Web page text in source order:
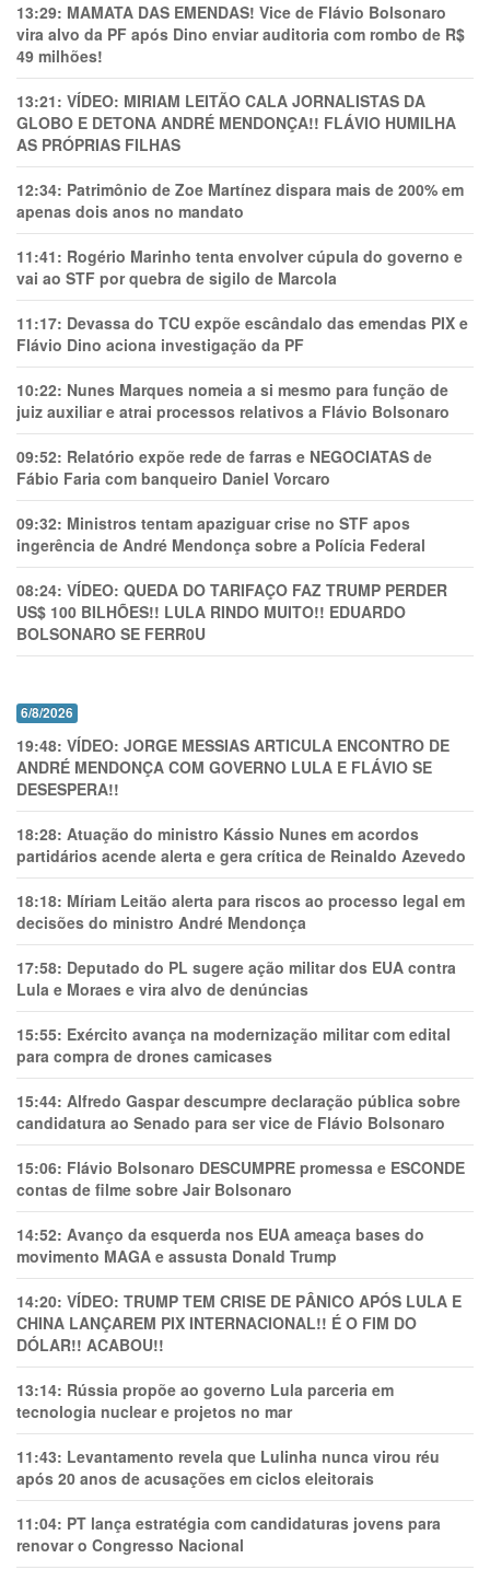
13:29: MAMATA DAS EMENDAS! Vice de Flávio Bolsonaro
vira alvo da PF após Dino enviar auditoria com rombo de R$
49 milhões!
13:21: VÍDEO: MIRIAM LEITÃO CALA JORNALISTAS DA
GLOBO E DETONA ANDRÉ MENDONÇA!! FLÁVIO HUMILHA
AS PRÓPRIAS FILHAS
12:34: Patrimônio de Zoe Martínez dispara mais de 200% em
apenas dois anos no mandato
11:41: Rogério Marinho tenta envolver cúpula do governo e
vai ao STF por quebra de sigilo de Marcola
11:17: Devassa do TCU expõe escândalo das emendas PIX e
Flávio Dino aciona investigação da PF
10:22: Nunes Marques nomeia a si mesmo para função de
juiz auxiliar e atrai processos relativos a Flávio Bolsonaro
09:52: Relatório expõe rede de farras e NEGOCIATAS de
Fábio Faria com banqueiro Daniel Vorcaro
09:32: Ministros tentam apaziguar crise no STF apos
ingerência de André Mendonça sobre a Polícia Federal
08:24: VÍDEO: QUEDA DO TARIFAÇO FAZ TRUMP PERDER
US$ 100 BILHÕES!! LULA RINDO MUITO!! EDUARDO
BOLSONARO SE FERR0U
6/8/2026
19:48: VÍDEO: JORGE MESSIAS ARTICULA ENCONTRO DE
ANDRÉ MENDONÇA COM GOVERNO LULA E FLÁVIO SE
DESESPERA!!
18:28: Atuação do ministro Kássio Nunes em acordos
partidários acende alerta e gera crítica de Reinaldo Azevedo
18:18: Míriam Leitão alerta para riscos ao processo legal em
decisões do ministro André Mendonça
17:58: Deputado do PL sugere ação militar dos EUA contra
Lula e Moraes e vira alvo de denúncias
15:55: Exército avança na modernização militar com edital
para compra de drones camicases
15:44: Alfredo Gaspar descumpre declaração pública sobre
candidatura ao Senado para ser vice de Flávio Bolsonaro
15:06: Flávio Bolsonaro DESCUMPRE promessa e ESCONDE
contas de filme sobre Jair Bolsonaro
14:52: Avanço da esquerda nos EUA ameaça bases do
movimento MAGA e assusta Donald Trump
14:20: VÍDEO: TRUMP TEM CRlSE DE PÂNlCO APÓS LULA E
CHINA LANÇAREM PIX INTERNACIONAL!! É O FIM DO
DÓLAR!! ACABOU!!
13:14: Rússia propõe ao governo Lula parceria em
tecnologia nuclear e projetos no mar
11:43: Levantamento revela que Lulinha nunca virou réu
após 20 anos de acusações em ciclos eleitorais
11:04: PT lança estratégia com candidaturas jovens para
renovar o Congresso Nacional